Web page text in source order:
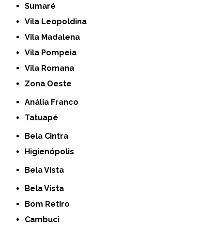
Sumaré
Vila Leopoldina
Vila Madalena
Vila Pompeia
Vila Romana
Zona Oeste
Anália Franco
Tatuapé
Bela Cintra
Higienópolis
Bela Vista
Bela Vista
Bom Retiro
Cambuci